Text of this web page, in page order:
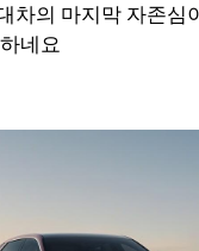
차의 마지막 자존심
네요